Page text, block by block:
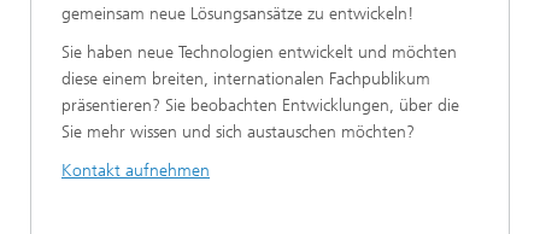
gemeinsam neue Lösungsansätze zu entwickeln!
Sie haben neue Technologien entwickelt und möchten
diese einem breiten, internationalen Fachpublikum
präsentieren? Sie beobachten Entwicklungen, über die
Sie mehr wissen und sich austauschen möchten?
Kontakt aufnehmen